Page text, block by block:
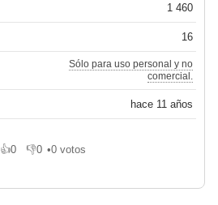
1 460
16
Sólo para uso personal y no
comercial.
hace 11 años
👍0
Me gusta
👎0
No me gusta
•0 votos